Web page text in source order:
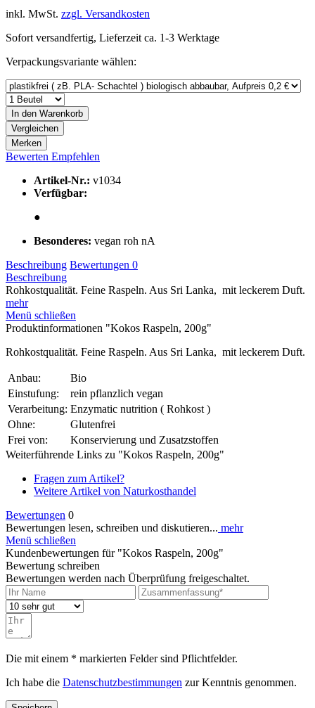
inkl. MwSt. zzgl. Versandkosten
Sofort versandfertig, Lieferzeit ca. 1-3 Werktage
Verpackungsvariante wählen:
In den Warenkorb
Vergleichen
Merken
Bewerten Empfehlen
Artikel-Nr.: v1034
Verfügbar:
●
Besonderes: vegan roh nA
Beschreibung Bewertungen 0
Beschreibung
Rohkostqualität. Feine Raspeln. Aus Sri Lanka, mit leckerem Duft.
mehr
Menü schließen
Produktinformationen "Kokos Raspeln, 200g"
Rohkostqualität. Feine Raspeln. Aus Sri Lanka, mit leckerem Duft.
Anbau:
Bio
Einstufung:
rein pflanzlich vegan
Verarbeitung: Enzymatic nutrition ( Rohkost )
Ohne:
Glutenfrei
Frei von:
Konservierung und Zusatzstoffen
Weiterführende Links zu "Kokos Raspeln, 200g"
Fragen zum Artikel?
Weitere Artikel von Naturkosthandel
Bewertungen 0
Bewertungen lesen, schreiben und diskutieren... mehr
Menü schließen
Kundenbewertungen für "Kokos Raspeln, 200g"
Bewertung schreiben
Bewertungen werden nach Überprüfung freigeschaltet.
Die mit einem * markierten Felder sind Pflichtfelder.
Ich habe die Datenschutzbestimmungen zur Kenntnis genommen.